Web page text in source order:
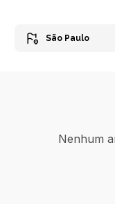
São Paulo
Nenhum